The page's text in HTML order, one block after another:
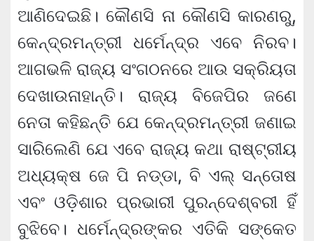
ଆଣିଦେଇଛି। କୌଣସି ନା କୌଣସି କାରଣରୁ,
କେନ୍ଦ୍ରମନ୍ତ୍ରୀ ଧର୍ମେନ୍ଦ୍ର ଏବେ ନିରବ।
ଆଗଭଳି ରାଜ୍ୟ ସଂଗଠନରେ ଆଉ ସକ୍ରିୟତା
ଦେଖାଉନାହାନ୍ତି। ରାଜ୍ୟ ବିଜେପିର ଜଣେ
ନେତା କହିଛନ୍ତି ଯେ କେନ୍ଦ୍ରମନ୍ତ୍ରୀ ଜଣାଇ
ସାରିଲେଣି ଯେ ଏବେ ରାଜ୍ୟ କଥା ରାଷ୍ଟ୍ରୀୟ
ଅଧ୍ୟକ୍ଷ ଜେ ପି ନଡ୍ଡା, ବି ଏଲ୍ ସନ୍ତୋଷ
ଏବଂ ଓଡ଼ିଶାର ପ୍ରଭାରୀ ପୁରନ୍ଦେଶ୍ବରୀ ହିଁ
ବୁଝିବେ। ଧର୍ମେନ୍ଦ୍ରଙ୍କର ଏତିକି ସଙ୍କେତ